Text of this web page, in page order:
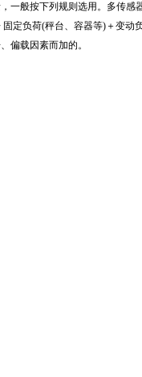
一般按下列规则选用。多传感
定负荷(秤台、容器等)＋变动
偏载因素而加的。